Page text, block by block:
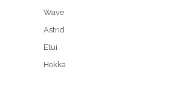
Wave
Astrid
Etui
Hokka